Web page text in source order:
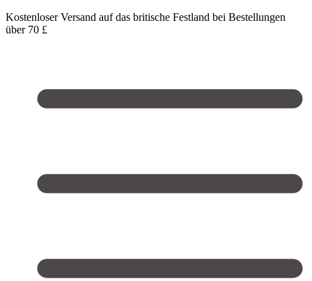
Kostenloser Versand auf das britische Festland bei Bestellungen
über 70 £